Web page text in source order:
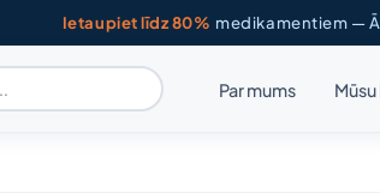
Ietaupiet līdz 80% medikamentiem —
Par mums